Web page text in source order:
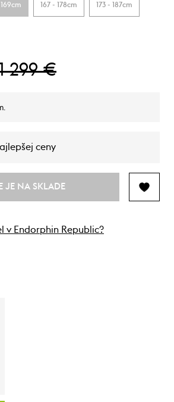
169cm 167 - 178cm 173 - 187cm
299 €
ceny
JE NA SKLADE
v Endorphin Republic?